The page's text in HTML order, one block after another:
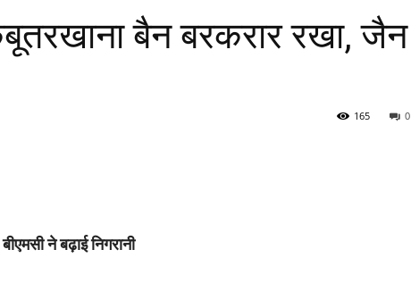
बैन बरकरार रखा, जैन
0
165
ने बढ़ाई निगरानी